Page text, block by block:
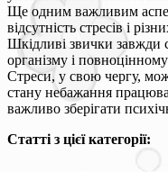
Ще одним важливим
відсутність стресів і
Шкідливі звички завжди
організму і
Стреси, у свою чергу,
стану небажання
важливо зберігати
Статті з цієї категорії: